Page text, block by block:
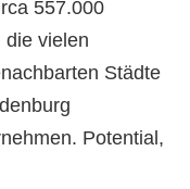
557.000
die vielen
Städte
Potential,